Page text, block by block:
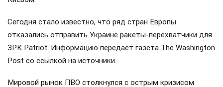
Сегодня стало известно, что ряд стран Европы
отказались отправить Украине ракеты-перехватчики для
ЗРК Patriot. Информацию передаёт газета The Washington
Post со ссылкой на источники.
Мировой рынок ПВО столкнулся с острым кризисом